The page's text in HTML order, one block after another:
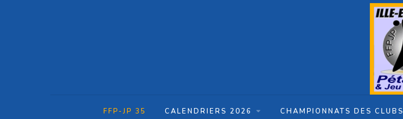
FFP-JP 35 CALENDRIERS 2026 CHAMPIONNATS DES CLUBS